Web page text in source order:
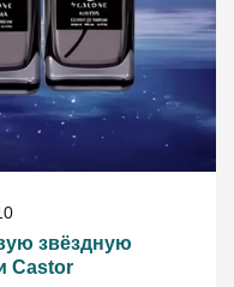
звёздную
Castor